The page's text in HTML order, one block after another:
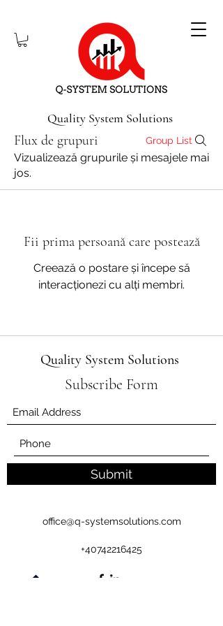
Quality System Solutions
Flux de grupuri Group List
Vizualizează grupurile și mesajele mai
jos.
Fii prima persoană care postează
Creează o postare și începe să
interacționezi cu alți membri.
Quality System Solutions
office@q-systemsolutions.com
Subscribe Form
Submit
+40742216425